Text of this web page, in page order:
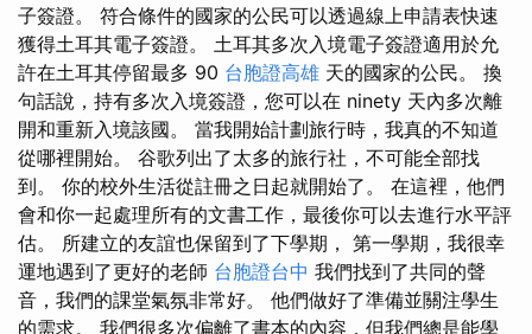
子簽證。 符合條件的國家的公民可以透過線上申請表快速
獲得土耳其電子簽證。 土耳其多次入境電子簽證適用於允
許在土耳其停留最多 90 台胞證高雄 天的國家的公民。 換
句話說，持有多次入境簽證，您可以在 ninety 天內多次離
開和重新入境該國。 當我開始計劃旅行時，我真的不知道
從哪裡開始。 谷歌列出了太多的旅行社，不可能全部找
到。 你的校外生活從註冊之日起就開始了。 在這裡，他們
會和你一起處理所有的文書工作，最後你可以去進行水平評
估。 所建立的友誼也保留到了下學期， 第一學期，我很幸
運地遇到了更好的老師 台胞證台中 我們找到了共同的聲
音，我們的課堂氣氛非常好。 他們做好了準備並關注學生
的需求。 我們很多次偏離了書本的內容，但我們總是能學